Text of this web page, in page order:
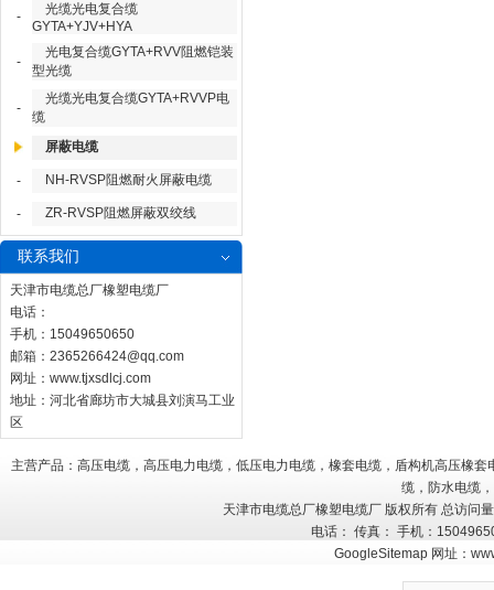
-
光缆光电复合缆
GYTA+YJV+HYA
-
光电复合缆GYTA+RVV阻燃铠装
型光缆
-
光缆光电复合缆GYTA+RVVP电
缆
屏蔽电缆
- NH-RVSP阻燃耐火屏蔽电缆
- ZR-RVSP阻燃屏蔽双绞线
联系我们
天津市电缆总厂橡塑电缆厂
电话：
手机：15049650650
邮箱： 2365266424@qq.com
网址： www.tjxsdlcj.com
地址：河北省廊坊市大城县刘演马工业
区
主营产品：高压电缆，高压电力电缆，低压电力电缆，橡套电缆，盾构机高压橡
缆，防水电缆
天津市电缆总厂橡塑电缆厂 版权所有 总访问
电话： 传真： 手机：
GoogleSitemap 网址：